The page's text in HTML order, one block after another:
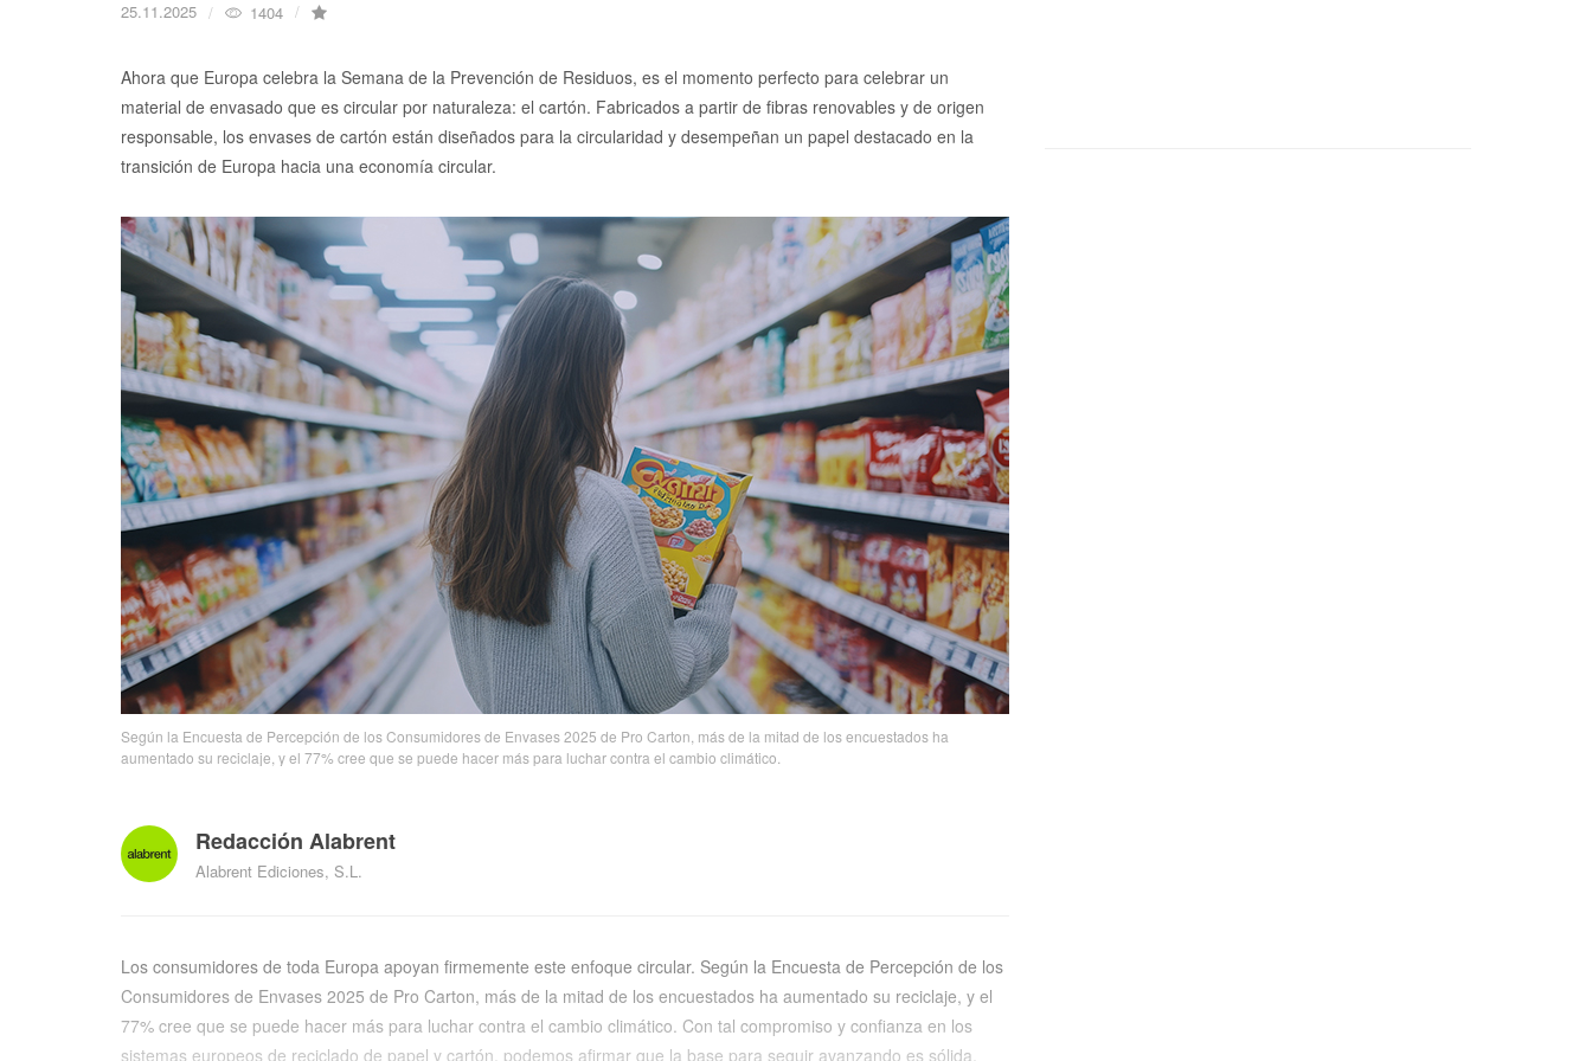
25.11.2025 1404
Ahora que Europa celebra la Semana de la Prevención de Residuos, es el momento perfecto para celebrar un
material de envasado que es circular por naturaleza: el cartón. Fabricados a partir de fibras renovables y de origen
responsable, los envases de cartón están diseñados para la circularidad y desempeñan un papel destacado en la
transición de Europa hacia una economía circular.
Según la Encuesta de Percepción de los Consumidores de Envases 2025 de Pro Carton, más de la mitad de los encuestados ha
aumentado su reciclaje, y el 77% cree que se puede hacer más para luchar contra el cambio climático.
Redacción Alabrent
Alabrent Ediciones, S.L.
Los consumidores de toda Europa apoyan firmemente este enfoque circular. Según la Encuesta de Percepción de los
Consumidores de Envases 2025 de Pro Carton, más de la mitad de los encuestados ha aumentado su reciclaje, y el
77% cree que se puede hacer más para luchar contra el cambio climático. Con tal compromiso y confianza en los
sistemas europeos de reciclado de papel y cartón, podemos afirmar que la base para seguir avanzando es sólida.